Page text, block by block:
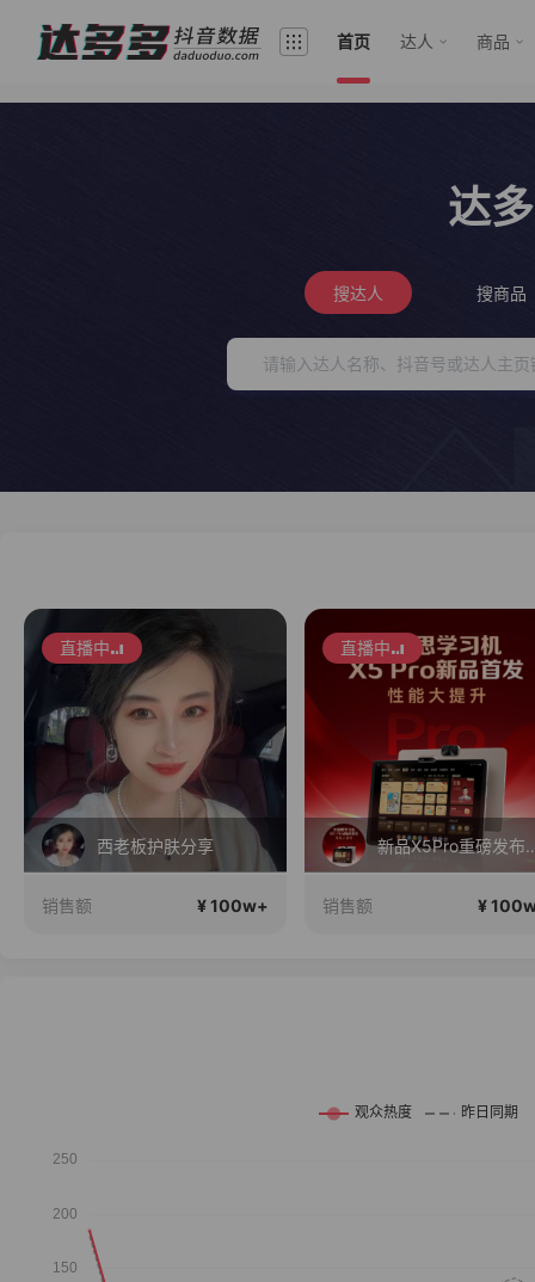
首页 达人 商品
达
搜达人 搜商品
直播中
西老板护肤分享
销售额 ¥ 100w+
直播中
新品X5Pro重磅发布！性
销售额 ¥